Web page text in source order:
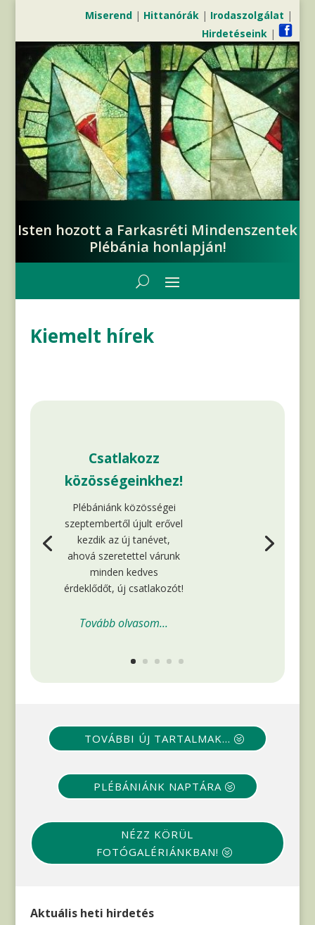
Miserend| Hittanórák| Irodaszolgálat |
Hirdetéseink|
Isten hozott a Farkasréti Mindenszentek
Plébánia honlapján!
Kiemelt hírek
Csatlakozz
közösségeinkhez!
Plébániánk közösségei
szeptembertől újult erővel
kezdik az új tanévet,
ahová szeretettel várunk
minden kedves
érdeklődőt, új csatlakozót!
Tovább olvasom...
TOVÁBBI ÚJ TARTALMAK...
PLÉBÁNIÁNK NAPTÁRA
NÉZZ KÖRÜL
FOTÓGALÉRIÁNKBAN!
Aktuális heti hirdetés